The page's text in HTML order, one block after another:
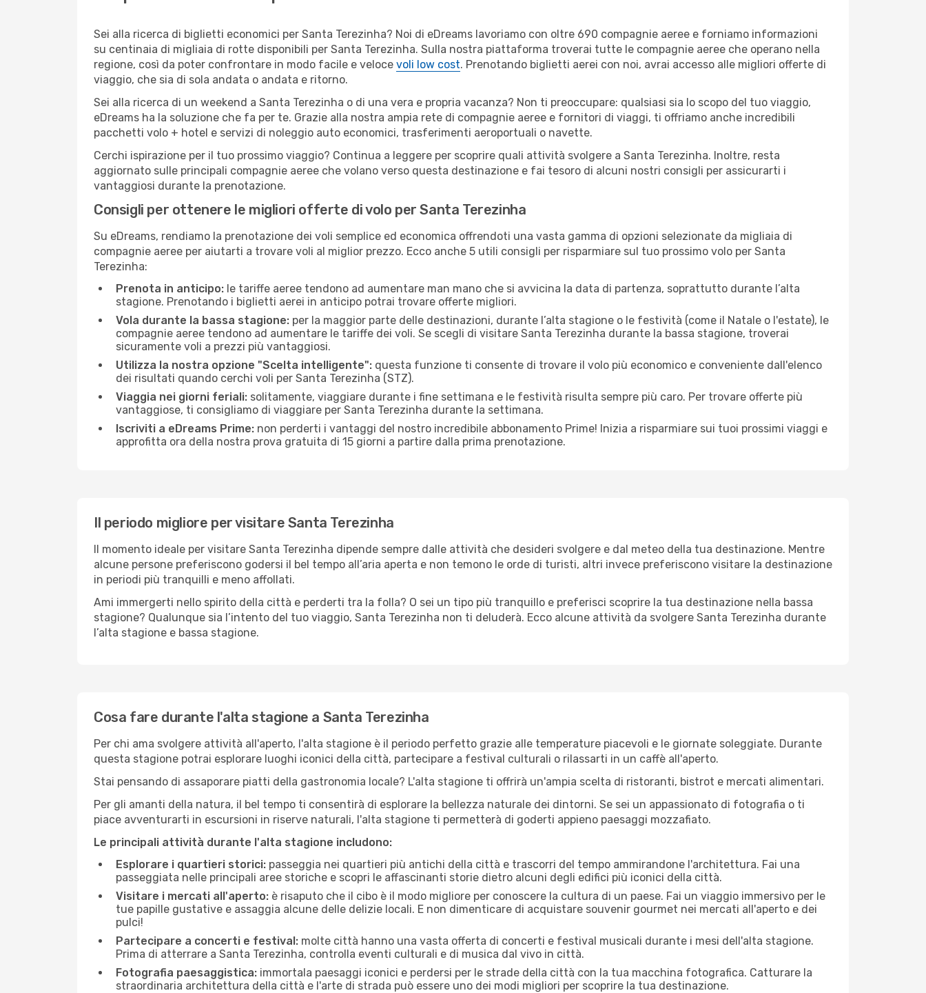
Sei alla ricerca di biglietti economici per Santa Terezinha? Noi di eDreams lavoriamo con oltre 690 compagnie aeree e forniamo informazioni
su centinaia di migliaia di rotte disponibili per Santa Terezinha. Sulla nostra piattaforma troverai tutte le compagnie aeree che operano nella
regione, così da poter confrontare in modo facile e veloce voli low cost. Prenotando biglietti aerei con noi, avrai accesso alle migliori offerte di
viaggio, che sia di sola andata o andata e ritorno.
Sei alla ricerca di un weekend a Santa Terezinha o di una vera e propria vacanza? Non ti preoccupare: qualsiasi sia lo scopo del tuo viaggio,
eDreams ha la soluzione che fa per te. Grazie alla nostra ampia rete di compagnie aeree e fornitori di viaggi, ti offriamo anche incredibili
pacchetti volo + hotel e servizi di noleggio auto economici, trasferimenti aeroportuali o navette.
Cerchi ispirazione per il tuo prossimo viaggio? Continua a leggere per scoprire quali attività svolgere a Santa Terezinha. Inoltre, resta
aggiornato sulle principali compagnie aeree che volano verso questa destinazione e fai tesoro di alcuni nostri consigli per assicurarti i
vantaggiosi durante la prenotazione.
Consigli per ottenere le migliori offerte di volo per Santa Terezinha
Su eDreams, rendiamo la prenotazione dei voli semplice ed economica offrendoti una vasta gamma di opzioni selezionate da migliaia di
compagnie aeree per aiutarti a trovare voli al miglior prezzo. Ecco anche 5 utili consigli per risparmiare sul tuo prossimo volo per Santa
Terezinha:
Prenota in anticipo: le tariffe aeree tendono ad aumentare man mano che si avvicina la data di partenza, soprattutto durante l’alta
stagione. Prenotando i biglietti aerei in anticipo potrai trovare offerte migliori.
Vola durante la bassa stagione: per la maggior parte delle destinazioni, durante l’alta stagione o le festività (come il Natale o l'estate), le
compagnie aeree tendono ad aumentare le tariffe dei voli. Se scegli di visitare Santa Terezinha durante la bassa stagione, troverai
sicuramente voli a prezzi più vantaggiosi.
Utilizza la nostra opzione "Scelta intelligente": questa funzione ti consente di trovare il volo più economico e conveniente dall'elenco
dei risultati quando cerchi voli per Santa Terezinha (STZ).
Viaggia nei giorni feriali: solitamente, viaggiare durante i fine settimana e le festività risulta sempre più caro. Per trovare offerte più
vantaggiose, ti consigliamo di viaggiare per Santa Terezinha durante la settimana.
Iscriviti a eDreams Prime: non perderti i vantaggi del nostro incredibile abbonamento Prime! Inizia a risparmiare sui tuoi prossimi viaggi e
approfitta ora della nostra prova gratuita di 15 giorni a partire dalla prima prenotazione.
Il periodo migliore per visitare Santa Terezinha
Il momento ideale per visitare Santa Terezinha dipende sempre dalle attività che desideri svolgere e dal meteo della tua destinazione. Mentre
alcune persone preferiscono godersi il bel tempo all’aria aperta e non temono le orde di turisti, altri invece preferiscono visitare la destinazione
in periodi più tranquilli e meno affollati.
Ami immergerti nello spirito della città e perderti tra la folla? O sei un tipo più tranquillo e preferisci scoprire la tua destinazione nella bassa
stagione? Qualunque sia l’intento del tuo viaggio, Santa Terezinha non ti deluderà. Ecco alcune attività da svolgere Santa Terezinha durante
l’alta stagione e bassa stagione.
Cosa fare durante l'alta stagione a Santa Terezinha
Per chi ama svolgere attività all'aperto, l'alta stagione è il periodo perfetto grazie alle temperature piacevoli e le giornate soleggiate. Durante
questa stagione potrai esplorare luoghi iconici della città, partecipare a festival culturali o rilassarti in un caffè all'aperto.
Stai pensando di assaporare piatti della gastronomia locale? L'alta stagione ti offrirà un'ampia scelta di ristoranti, bistrot e mercati alimentari.
Per gli amanti della natura, il bel tempo ti consentirà di esplorare la bellezza naturale dei dintorni. Se sei un appassionato di fotografia o ti
piace avventurarti in escursioni in riserve naturali, l'alta stagione ti permetterà di goderti appieno paesaggi mozzafiato.
Le principali attività durante l'alta stagione includono:
Esplorare i quartieri storici: passeggia nei quartieri più antichi della città e trascorri del tempo ammirandone l'architettura. Fai una
passeggiata nelle principali aree storiche e scopri le affascinanti storie dietro alcuni degli edifici più iconici della città.
Visitare i mercati all'aperto: è risaputo che il cibo è il modo migliore per conoscere la cultura di un paese. Fai un viaggio immersivo per le
tue papille gustative e assaggia alcune delle delizie locali. E non dimenticare di acquistare souvenir gourmet nei mercati all'aperto e dei
pulci!
Partecipare a concerti e festival: molte città hanno una vasta offerta di concerti e festival musicali durante i mesi dell'alta stagione.
Prima di atterrare a Santa Terezinha, controlla eventi culturali e di musica dal vivo in città.
Fotografia paesaggistica: immortala paesaggi iconici e perdersi per le strade della città con la tua macchina fotografica. Catturare la
straordinaria architettura della città e l'arte di strada può essere uno dei modi migliori per scoprire la tua destinazione.